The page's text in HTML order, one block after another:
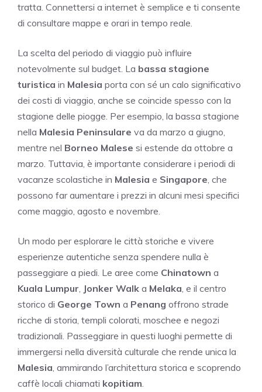
tratta. Connettersi a internet è semplice e ti consente
di consultare mappe e orari in tempo reale.
La scelta del periodo di viaggio può influire
notevolmente sul budget. La bassa stagione
turistica in Malesia porta con sé un calo significativo
dei costi di viaggio, anche se coincide spesso con la
stagione delle piogge. Per esempio, la bassa stagione
nella Malesia Peninsulare va da marzo a giugno,
mentre nel Borneo Malese si estende da ottobre a
marzo. Tuttavia, è importante considerare i periodi di
vacanze scolastiche in Malesia e Singapore , che
possono far aumentare i prezzi in alcuni mesi specifici
come maggio, agosto e novembre.
Un modo per esplorare le città storiche e vivere
esperienze autentiche senza spendere nulla è
passeggiare a piedi. Le aree come Chinatown a
Kuala Lumpur Jonker Walk a Melaka , e il centro
storico di George Town a Penang offrono strade
ricche di storia, templi colorati, moschee e negozi
tradizionali. Passeggiare in questi luoghi permette di
immergersi nella diversità culturale che rende unica la
Malesia , ammirando l’architettura storica e scoprendo
caffè locali chiamati kopitiam